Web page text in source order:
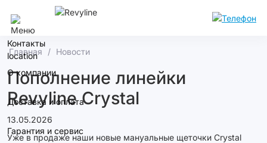
Волгоград
Контакты
О компании
Доставка и оплата
Гарантия и сервис
Главная Новости
Пополнение линейки
Revyline Crystal
13.05.2026
Уже в продаже наши новые мануальные щеточки Crystal